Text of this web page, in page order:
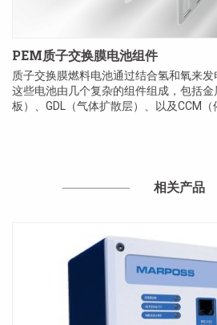
PEM质子交换膜电池组件
质子交换膜燃料电池通过结合氢和氧来发
这些电池由几个复杂的组件组成，包括金
板）、GDL（气体扩散层）、以及CCM
相关产品